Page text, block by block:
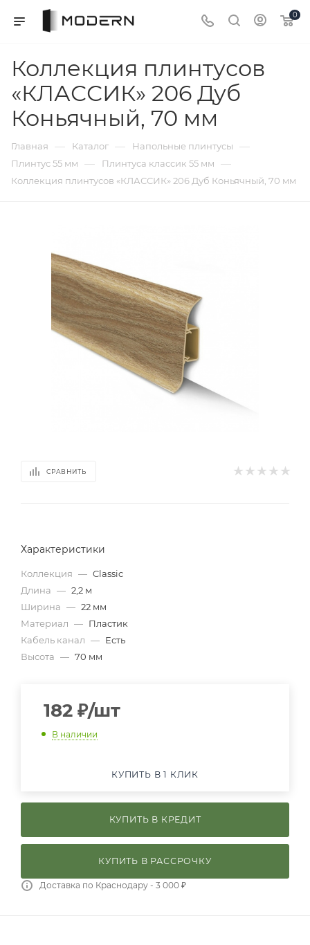
0
Коллекция плинтусов
«КЛАССИК» 206 Дуб
Коньячный, 70 мм
Главная — Каталог — Напольные плинтусы —
Плинтус 55 мм — Плинтуса классик 55 мм —
Коллекция плинтусов «КЛАССИК» 206 Дуб Коньячный, 70 мм
СРАВНИТЬ
Характеристики
Коллекция — Classic
Длина — 2,2 м
Ширина — 22 мм
Материал — Пластик
Кабель канал — Есть
Высота — 70 мм
182 ₽/шт
В наличии
КУПИТЬ В 1 КЛИК
КУПИТЬ В КРЕДИТ
КУПИТЬ В РАССРОЧКУ
Доставка по Краснодару - 3 000 ₽